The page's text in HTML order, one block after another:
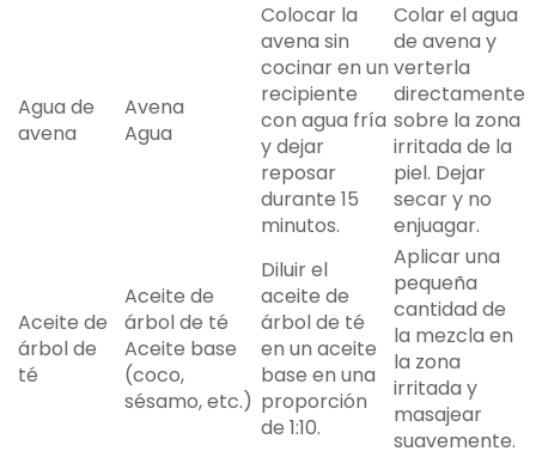
Agua de
avena
Avena
Agua
Colocar la
avena sin
cocinar en un
recipiente
con agua fría
y dejar
reposar
durante 15
minutos.
Colar el agua
de avena y
verterla
directamente
sobre la zona
irritada de la
piel. Dejar
secar y no
enjuagar.
Aceite de
árbol de
té
Aceite de
árbol de té
Aceite base
(coco,
sésamo, etc.)
Diluir el
aceite de
árbol de té
en un aceite
base en una
proporción
de 1:10.
Aplicar una
pequeña
cantidad de
la mezcla en
la zona
irritada y
masajear
suavemente.